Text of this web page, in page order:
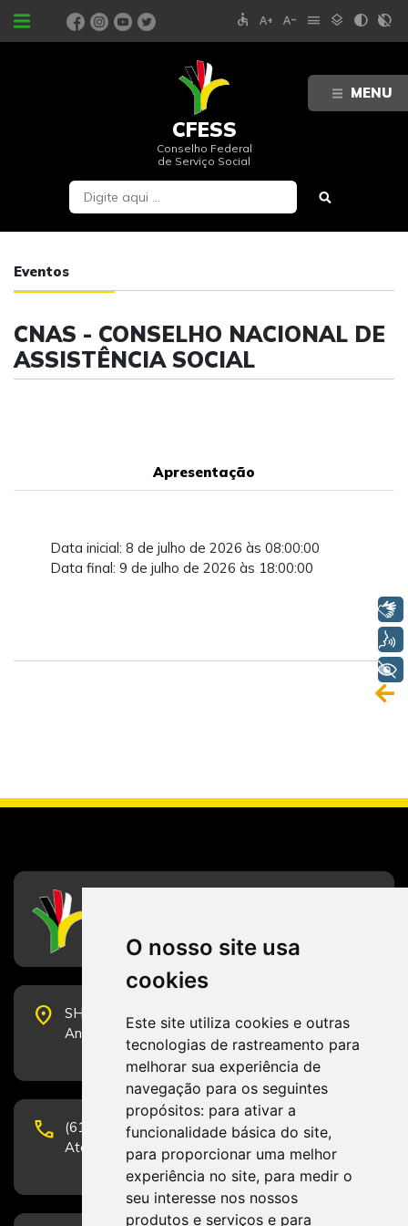
O nosso site usa
cookies
Este site utiliza cookies e outras
tecnologias de rastreamento para
melhorar sua experiência de
navegação para os seguintes
propósitos: para ativar a
funcionalidade básica do site,
para proporcionar uma melhor
experiência no site, para medir o
seu interesse nos nossos
produtos e serviços e para
MENU
PORTAIS accessible text_increase text_decrease menu layers contrast contrast_rtl_off
CFESS
Conselho Federal
de Serviço Social
Eventos
CNAS - CONSELHO NACIONAL DE
ASSISTÊNCIA SOCIAL
Apresentação
Data inicial: 8 de julho de 2026 às 08:00:00
Data final: 9 de julho de 2026 às 18:00:00
place
SHS Quadra 6, Bloco E, Complexo Brasil 21, 20º
Andar, Sala 2001 - CEP 70322-915 - Brasília/DF
phone
(61) 3223-1652 e (61) 98131-3801.
Atendimento por telefone em horário comercial